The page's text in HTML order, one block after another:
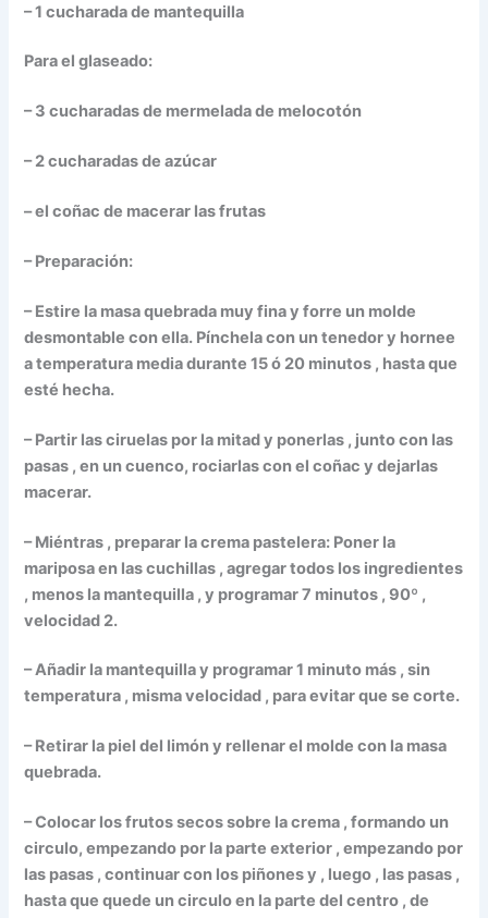
– 1 cucharada de mantequilla
Para el glaseado:
– 3 cucharadas de mermelada de melocotón
– 2 cucharadas de azúcar
– el coñac de macerar las frutas
– Preparación:
– Estire la masa quebrada muy fina y forre un molde
desmontable con ella. Pínchela con un tenedor y hornee
a temperatura media durante 15 ó 20 minutos , hasta que
esté hecha.
– Partir las ciruelas por la mitad y ponerlas , junto con las
pasas , en un cuenco, rociarlas con el coñac y dejarlas
macerar.
– Miéntras , preparar la crema pastelera: Poner la
mariposa en las cuchillas , agregar todos los ingredientes
, menos la mantequilla , y programar 7 minutos , 90º ,
velocidad 2.
– Añadir la mantequilla y programar 1 minuto más , sin
temperatura , misma velocidad , para evitar que se corte.
– Retirar la piel del limón y rellenar el molde con la masa
quebrada.
– Colocar los frutos secos sobre la crema , formando un
circulo, empezando por la parte exterior , empezando por
las pasas , continuar con los piñones y , luego , las pasas ,
hasta que quede un circulo en la parte del centro , de